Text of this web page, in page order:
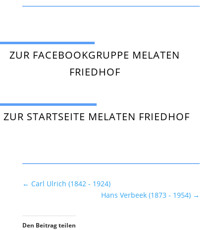
ZUR FACEBOOKGRUPPE MELATEN
FRIEDHOF
ZUR STARTSEITE MELATEN FRIEDHOF
← Carl Ulrich (1842 - 1924)
Hans Verbeek (1873 - 1954) →
Den Beitrag teilen